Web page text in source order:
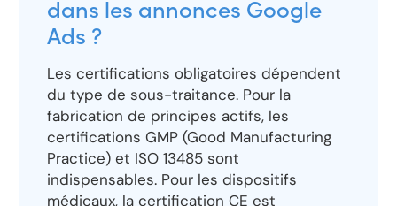
dans les annonces Google
Ads ?
Les certifications obligatoires dépendent
du type de sous-traitance. Pour la
fabrication de principes actifs, les
certifications GMP (Good Manufacturing
Practice) et ISO 13485 sont
indispensables. Pour les dispositifs
médicaux, la certification CE est